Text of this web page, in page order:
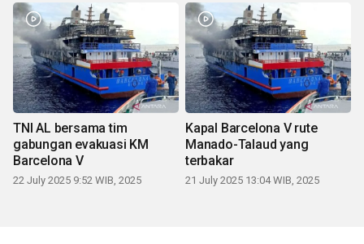
TNI AL bersama tim
gabungan evakuasi KM
Barcelona V
22 July 2025 9:52 WIB, 2025
Kapal Barcelona V rute
Manado-Talaud yang
terbakar
21 July 2025 13:04 WIB, 2025